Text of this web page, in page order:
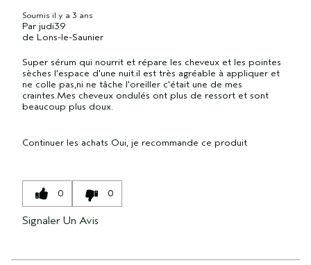
Soumis il y a 3 ans
Par judi39
de Lons-le-Saunier
Super sérum qui nourrit et répare les cheveux et les pointes
sèches l'espace d'une nuit.il est très agréable à appliquer et
ne colle pas,ni ne tâche l'oreiller c'était une de mes
craintes.Mes cheveux ondulés ont plus de ressort et sont
beaucoup plus doux.
Continuer les achats Oui, je recommande ce produit
0 0
Signaler Un Avis